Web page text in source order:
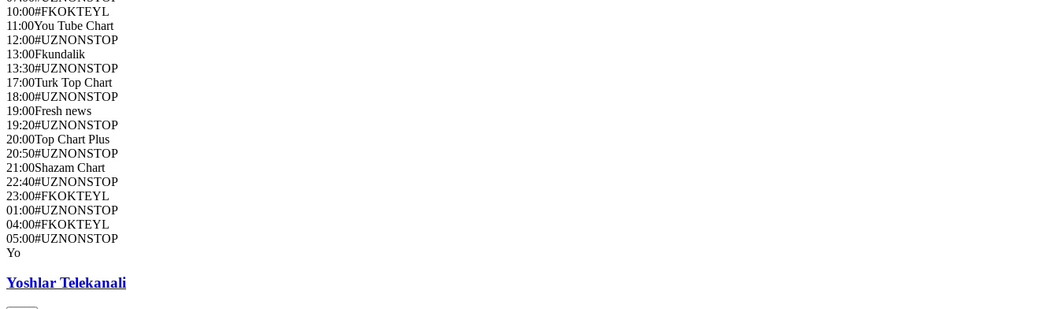
10:00#FKOKTEYL
11:00You Tube Chart
12:00#UZNONSTOP
13:00Fkundalik
13:30#UZNONSTOP
17:00Turk Top Chart
18:00#UZNONSTOP
19:00Fresh news
19:20#UZNONSTOP
20:00Top Chart Plus
20:50#UZNONSTOP
21:00Shazam Chart
22:40#UZNONSTOP
23:00#FKOKTEYL
01:00#UZNONSTOP
04:00#FKOKTEYL
05:00#UZNONSTOP
Yo
Yoshlar Telekanali